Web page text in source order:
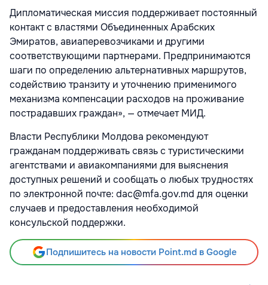
Дипломатическая миссия поддерживает постоянный
контакт с властями Объединенных Арабских
Эмиратов, авиаперевозчиками и другими
соответствующими партнерами. Предпринимаются
шаги по определению альтернативных маршрутов,
содействию транзиту и уточнению применимого
механизма компенсации расходов на проживание
пострадавших граждан», — отмечает МИД.
Власти Республики Молдова рекомендуют
гражданам поддерживать связь с туристическими
агентствами и авиакомпаниями для выяснения
доступных решений и сообщать о любых трудностях
по электронной почте: dac@mfa.gov.md для оценки
случаев и предоставления необходимой
консульской поддержки.
Подпишитесь на новости Point.md в Google